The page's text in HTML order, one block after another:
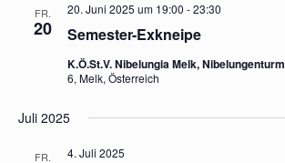
FR.
20 Semester-Exkneipe
20. Juni 2025 um 19:00 -23:30
K.Ö.St.V. Nibelungia Melk, Nibelungenturm
6, Melk, Österreich
Juli 2025
FR. 4. Juli 2025